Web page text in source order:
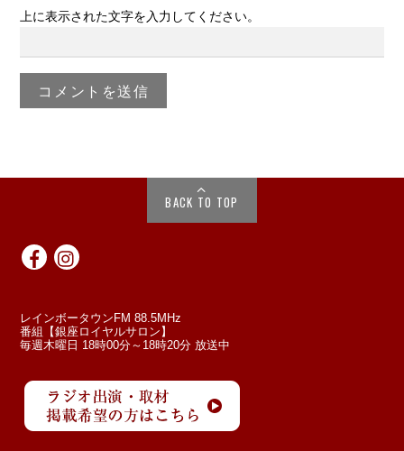
上に表示された文字を入力してください。
BACK TO TOP
レインボータウンFM 88.5MHz
番組【銀座ロイヤルサロン】
毎週木曜日 18時00分～18時20分 放送中